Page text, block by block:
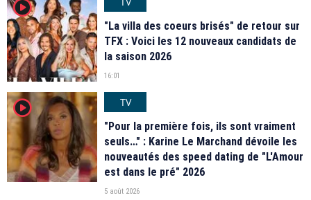
player2
"La villa des coeurs brisés" de retour sur
TFX : Voici les 12 nouveaux candidats de
la saison 2026
16:01
player2
TV
"Pour la première fois, ils sont vraiment
seuls…" : Karine Le Marchand dévoile les
nouveautés des speed dating de "L'Amour
est dans le pré" 2026
5 août 2026